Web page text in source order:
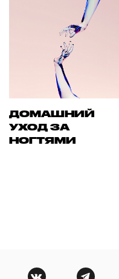
ДОМАШНИЙ
УХОД ЗА
НОГТЯМИ